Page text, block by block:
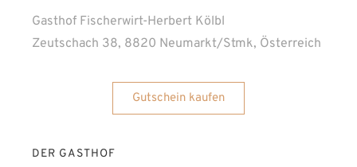
Gasthof Fischerwirt-Herbert Kölbl
Zeutschach 38, 8820 Neumarkt/Stmk, Österreich
Gutschein kaufen
DER GASTHOF